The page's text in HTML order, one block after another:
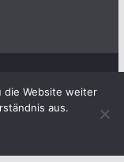
von
die Website weiter
aus.